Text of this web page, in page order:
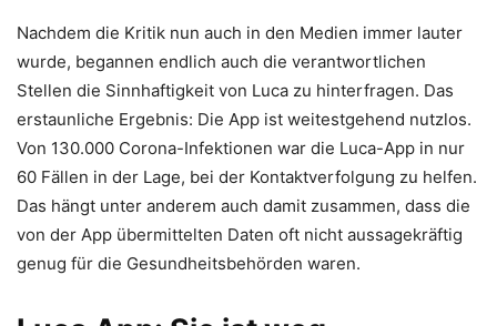
Nachdem die Kritik nun auch in den Medien immer lauter
wurde, begannen endlich auch die verantwortlichen
Stellen die Sinnhaftigkeit von Luca zu hinterfragen. Das
erstaunliche Ergebnis: Die App ist weitestgehend nutzlos.
Von 130.000 Corona-Infektionen war die Luca-App in nur
60 Fällen in der Lage, bei der Kontaktverfolgung zu helfen.
Das hängt unter anderem auch damit zusammen, dass die
von der App übermittelten Daten oft nicht aussagekräftig
genug für die Gesundheitsbehörden waren.